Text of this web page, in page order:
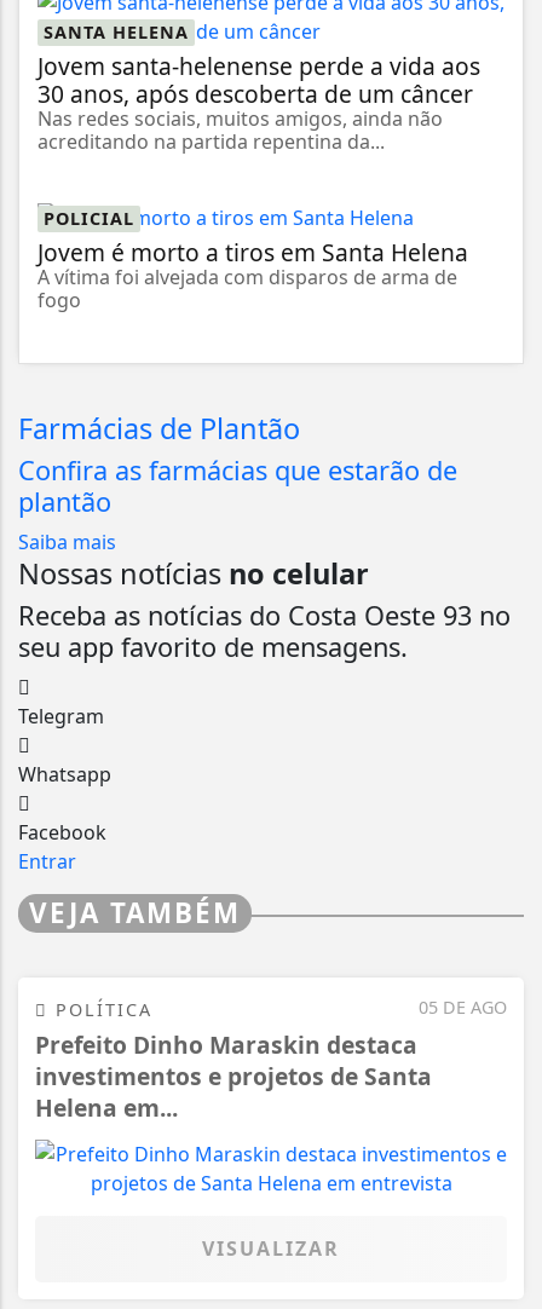
SANTA HELENA
Jovem santa-helenense perde a vida aos
30 anos, após descoberta de um câncer
Nas redes sociais, muitos amigos, ainda não
acreditando na partida repentina da...
POLICIAL
Jovem é morto a tiros em Santa Helena
A vítima foi alvejada com disparos de arma de
fogo
Farmácias de Plantão
Confira as farmácias que estarão de
plantão
Saiba mais
Nossas notícias no celular
Receba as notícias do Costa Oeste 93 no
seu app favorito de mensagens.
Telegram
Whatsapp
Facebook
Entrar
VEJA TAMBÉM
05 DE AGO
POLÍTICA
Prefeito Dinho Maraskin destaca
investimentos e projetos de Santa
Helena em...
VISUALIZAR